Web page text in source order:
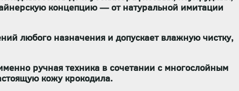
концепцию — от натуральной имитации
любого назначения и допускает влажную чистку,
ручная техника в сочетании с многослойным
кожу крокодила.